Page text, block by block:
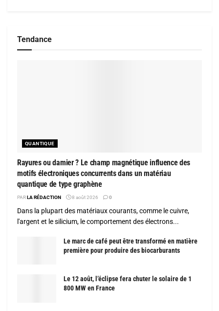
Tendance
QUANTIQUE
Rayures ou damier ? Le champ magnétique influence des
motifs électroniques concurrents dans un matériau
quantique de type graphène
PARLA RÉDACTION 8 août 2026 0
Dans la plupart des matériaux courants, comme le cuivre,
l'argent et le silicium, le comportement des électrons...
Le marc de café peut être transformé en matière
première pour produire des biocarburants
Le 12 août, l’éclipse fera chuter le solaire de 1
800 MW en France